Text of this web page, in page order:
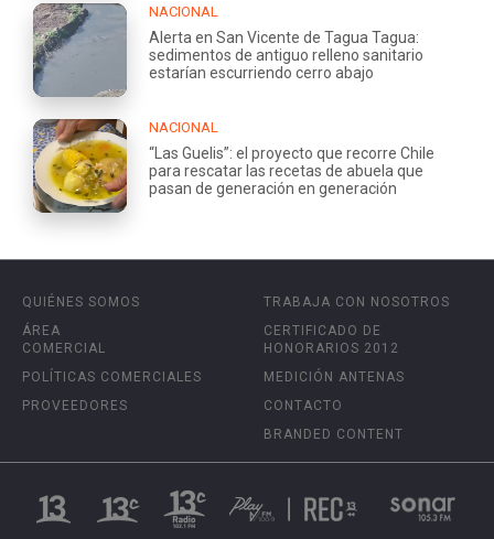
NACIONAL
Alerta en San Vicente de Tagua Tagua:
sedimentos de antiguo relleno sanitario
estarían escurriendo cerro abajo
NACIONAL
“Las Guelis”: el proyecto que recorre Chile
para rescatar las recetas de abuela que
pasan de generación en generación
QUIÉNES SOMOS
ÁREA
COMERCIAL
POLÍTICAS COMERCIALES
PROVEEDORES
TRABAJA CON NOSOTROS
CERTIFICADO DE
HONORARIOS 2012
MEDICIÓN ANTENAS
CONTACTO
BRANDED CONTENT